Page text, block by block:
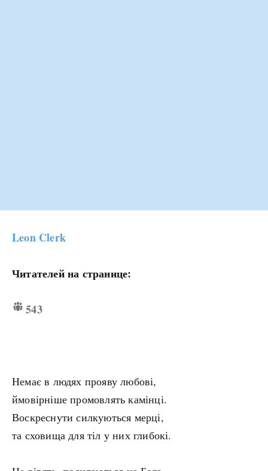
Leon Clerk
Читателей на странице:
543
Немає в людях прояву любові,
ймовірніше промовлять камінці.
Воскреснути силкуються мерці,
та сховища для тіл у них глибокі.